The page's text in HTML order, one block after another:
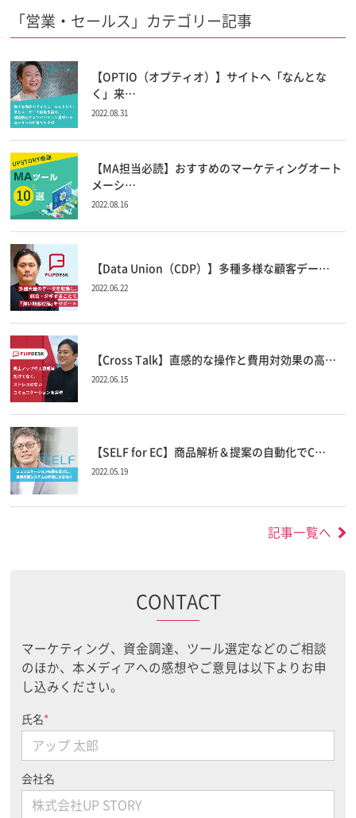
「営業・セールス」カテゴリー記事
【OPTIO（オプティオ）】サイトへ「なんとな
く」来…
2022.08.31
【MA担当必読】おすすめのマーケティングオート
メーシ…
2022.08.16
【Data Union（CDP）】多種多様な顧客デー…
2022.06.22
【Cross Talk】直感的な操作と費用対効果の高…
2022.06.15
【SELF for EC】商品解析＆提案の自動化でC…
2022.05.19
記事一覧へ
CONTACT
マーケティング、資金調達、ツール選定などのご相談
のほか、本メディアへの感想やご意見は以下よりお申
し込みください。
氏名*
会社名